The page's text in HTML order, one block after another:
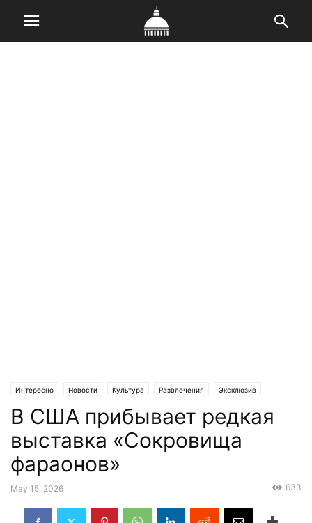
Интересно Новости Культура Развлечения Эксклюзив
В США прибывает редкая
выставка «Сокровища
фараонов»
May 15, 2026 633